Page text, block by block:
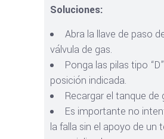
Soluciones:
Abra la llave de paso
válvula de gas.
Ponga las pilas tipo
posición indicada.
Recargar el tanque de
Es importante no
la falla sin el apoyo de un